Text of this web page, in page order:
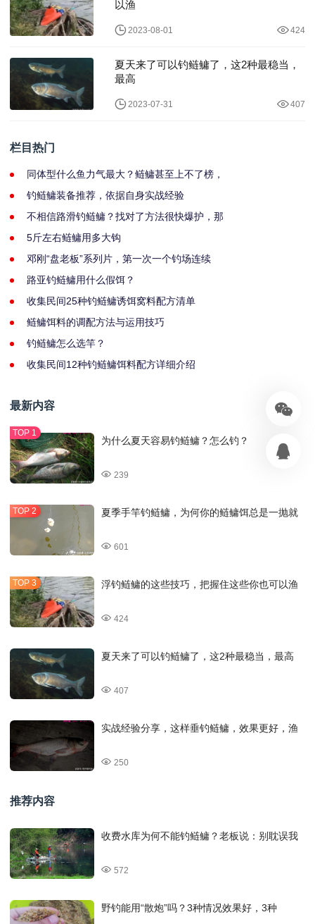
以渔
2023-08-01 424
夏天来了可以钓鲢鳙了，这2种最稳当，
最高
2023-07-31 407
栏目热门
同体型什么鱼力气最大？鲢鳙甚至上不了榜，
钓鲢鳙装备推荐，依据自身实战经验
不相信路滑钓鲢鳙？找对了方法很快爆护，那
5斤左右鲢鳙用多大钩
邓刚“盘老板”系列片，第一次一个钓场连续
路亚钓鲢鳙用什么假饵？
收集民间25种钓鲢鳙诱饵窝料配方清单
鲢鳙饵料的调配方法与运用技巧
钓鲢鳙怎么选竿？
收集民间12种钓鲢鳙饵料配方详细介绍
最新内容
为什么夏天容易钓鲢鳙？怎么钓？
239
夏季手竿钓鲢鳙，为何你的鲢鳙饵总是一抛就
601
浮钓鲢鳙的这些技巧，把握住这些你也可以渔
424
夏天来了可以钓鲢鳙了，这2种最稳当，最高
407
实战经验分享，这样垂钓鲢鳙，效果更好，渔
250
推荐内容
收费水库为何不能钓鲢鳙？老板说：别耽误我
572
野钓能用“散炮”吗？3种情况效果好，3种